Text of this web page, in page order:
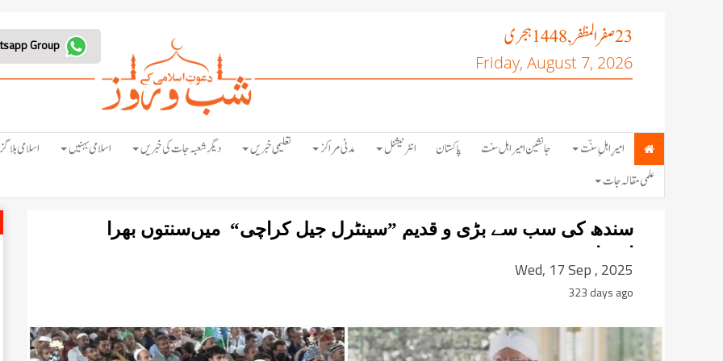
23صفر المظفر, 1448 ہجری
Friday, August 7, 2026
امیرِ اہلِ سنّت جانشین امیر اہل سنت پاکستان انٹرنیشنل مدنی مراکز تعلیمی خبریں دیگر شعبہ جات کی خبریں اسلامی بہنیں اسلامی بلاگز
علمی مقالہ جات
سندھ کی سب سے بڑی و قدیم ”سینٹرل جیل کراچی“ میںسنتوں بھرا
اجتماع
Wed, 17 Sep , 2025
323 days ago